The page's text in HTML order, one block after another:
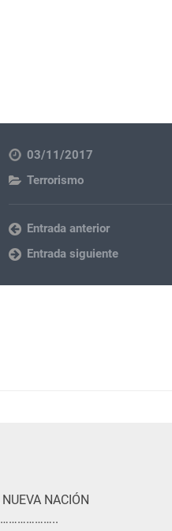
03/11/2017
Terrorismo
Entrada anterior
Entrada siguiente
NACIÓN